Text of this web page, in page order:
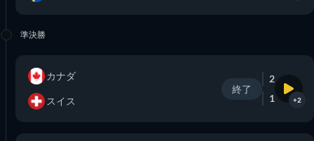
準決勝
カナダ
スイス
終了
2
1
+2